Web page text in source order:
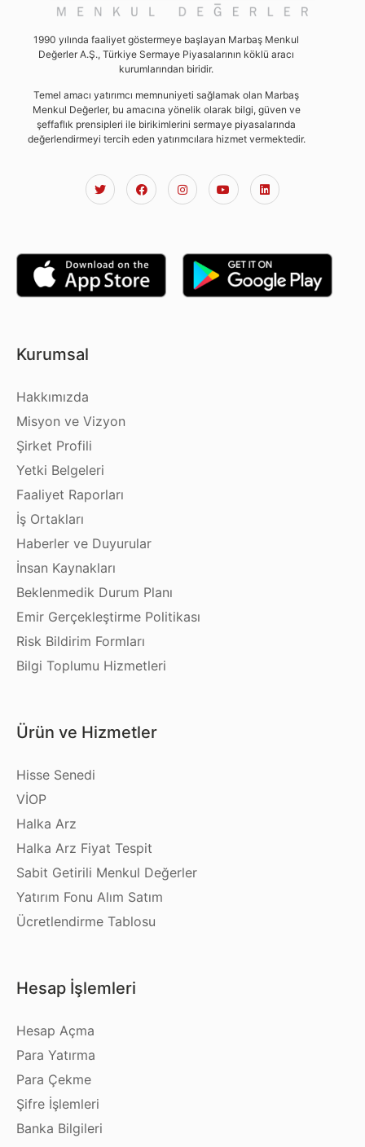
1990 yılında faaliyet göstermeye başlayan Marbaş Menkul
Değerler A.Ş., Türkiye Sermaye Piyasalarının köklü aracı
kurumlarından biridir.
Temel amacı yatırımcı memnuniyeti sağlamak olan Marbaş
Menkul Değerler, bu amacına yönelik olarak bilgi, güven ve
şeffaflık prensipleri ile birikimlerini sermaye piyasalarında
değerlendirmeyi tercih eden yatırımcılara hizmet vermektedir.
Kurumsal
Hakkımızda
Misyon ve Vizyon
Şirket Profili
Yetki Belgeleri
Faaliyet Raporları
İş Ortakları
Haberler ve Duyurular
İnsan Kaynakları
Beklenmedik Durum Planı
Emir Gerçekleştirme Politikası
Risk Bildirim Formları
Bilgi Toplumu Hizmetleri
Ürün ve Hizmetler
Hisse Senedi
VİOP
Halka Arz
Halka Arz Fiyat Tespit
Sabit Getirili Menkul Değerler
Yatırım Fonu Alım Satım
Ücretlendirme Tablosu
Hesap İşlemleri
Hesap Açma
Para Yatırma
Para Çekme
Şifre İşlemleri
Banka Bilgileri